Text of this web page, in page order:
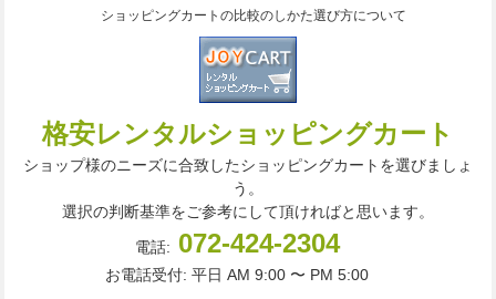
ショッピングカートの比較のしかた選び方について
格安レンタルショッピングカート
ショップ様のニーズに合致したショッピングカートを選びましょ
う。
選択の判断基準をご参考にして頂ければと思います。
電話: 072-424-2304
お電話受付: 平日 AM 9:00 〜 PM 5:00